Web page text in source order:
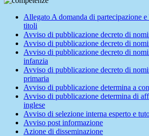
Allegato A domanda di partecipazione
titoli
Avviso di pubblicazione decreto di
Avviso di pubblicazione decreto di
Avviso di pubblicazione decreto di
infanzia
Avviso di pubblicazione decreto di
primaria
Avviso di pubblicazione determina a
Avviso di pubblicazione determina di
inglese
Avviso di selezione interna esperto e
Avviso post informazione
Azione di disseminazione